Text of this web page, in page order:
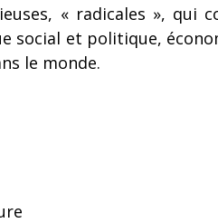
« radicales », qui
social et politique,
le monde.